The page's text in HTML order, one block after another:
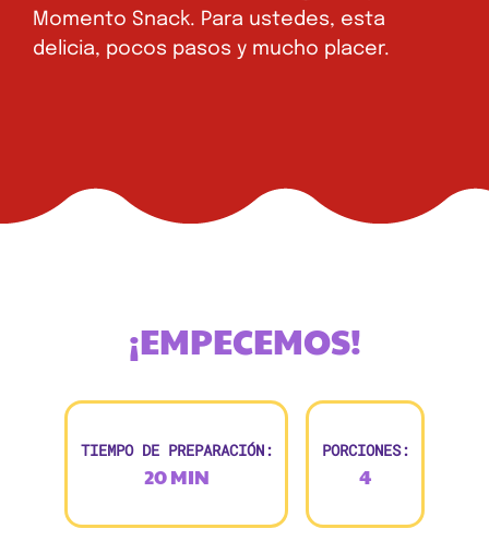
Momento Snack. Para ustedes, esta
delicia, pocos pasos y mucho placer.
¡EMPECEMOS!
TIEMPO DE PREPARACIÓN:
20 MIN
PORCIONES:
4